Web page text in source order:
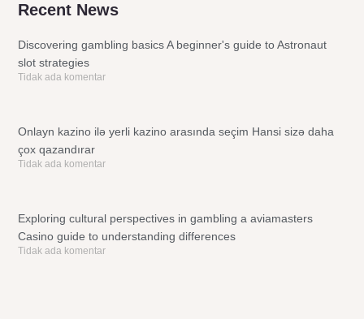
Recent News
Discovering gambling basics A beginner's guide to Astronaut
slot strategies
Tidak ada komentar
Onlayn kazino ilə yerli kazino arasında seçim Hansi sizə daha
çox qazandırar
Tidak ada komentar
Exploring cultural perspectives in gambling a aviamasters
Casino guide to understanding differences
Tidak ada komentar